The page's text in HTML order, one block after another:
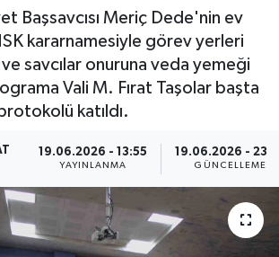
Başsavcısı Meriç Dede'nin ev
kararnamesiyle görev yerleri
savcılar onuruna veda yemeği
Vali M. Fırat Taşolar başta
katıldı.
19.06.2026 - 13:55
YAYINLANMA
19.06.2026 -
GÜNCELLEME